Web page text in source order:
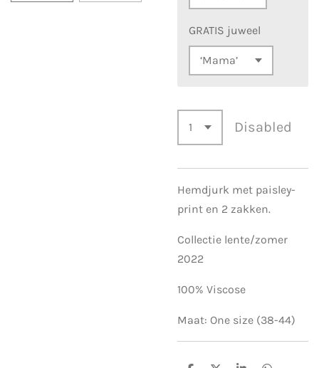
GRATIS juweel
Disabled
Hemdjurk met paisley-
print en 2 zakken.
Collectie lente/zomer
2022
100% Viscose
Maat: One size (38-44)